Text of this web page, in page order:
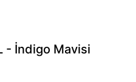
- İndigo Mavisi